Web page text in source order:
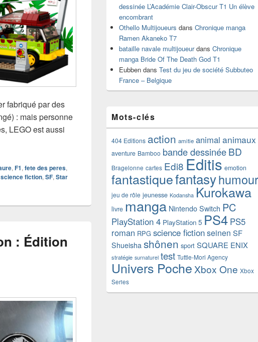
fabriqué par des
: mais personne
LEGO est aussi
des colliers en briques LEGO
, F1, fete des peres,
science fiction, SF, Star
: Édition
dessinée L’Académie Clair-Obscur T1 Un élève
encombrant
Othello Multijoueurs dans Chronique manga
Ramen Akaneko T7
bataille navale multijoueurdans Chronique
manga Bride Of The Death God T1
Eubben dans Test du jeu de société Subbuteo
France – Belgique
Mots-clés
404 Editions action amitie animal animaux
aventure Bamboo bande dessinéeBD
Bragelonne cartes Edi8 Editis emotion
fantastiquefantasyhumour
jeu de rôle jeunesse Kodansha Kurokawa
livre manga Nintendo Switch PC
PlayStation 4 PlayStation 5 PS4 PS5
roman RPG science fictionseinen SF
Shueisha shônen sport SQUARE ENIX
stratégie surnaturel test Tuttle-Mori Agency
Univers Poche Xbox One Xbox
Series